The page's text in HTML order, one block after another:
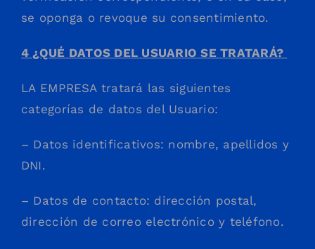
se oponga o revoque su consentimiento.
4 ¿QUÉ DATOS DEL USUARIO SE TRATARÁ?
LA EMPRESA tratará las siguientes
categorías de datos del Usuario:
– Datos identificativos: nombre, apellidos y
DNI.
– Datos de contacto: dirección postal,
dirección de correo electrónico y teléfono.